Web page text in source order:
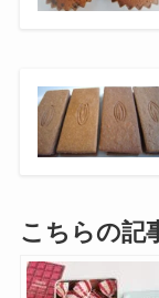
こちらの記